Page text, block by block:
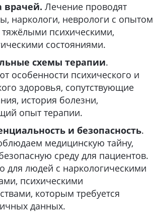
врачей. Лечение проводят
наркологи, неврологи с опытом
психическими,
состояниями.
схемы терапии.
особенности психического и
здоровья, сопутствующие
история болезни,
опыт терапии.
и безопасность.
медицинскую тайну,
среду для пациентов.
для людей с наркологическими
психическими
которым требуется
данных.